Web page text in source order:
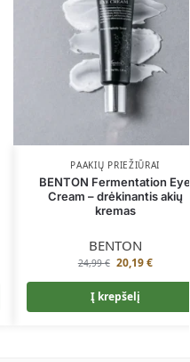
PAAKIŲ PRIEŽIŪRAI
BENTON Fermentation
Cream – drėkinantis akių
kremas
BENTON
24,99€ 20,19€
Į krepšelį